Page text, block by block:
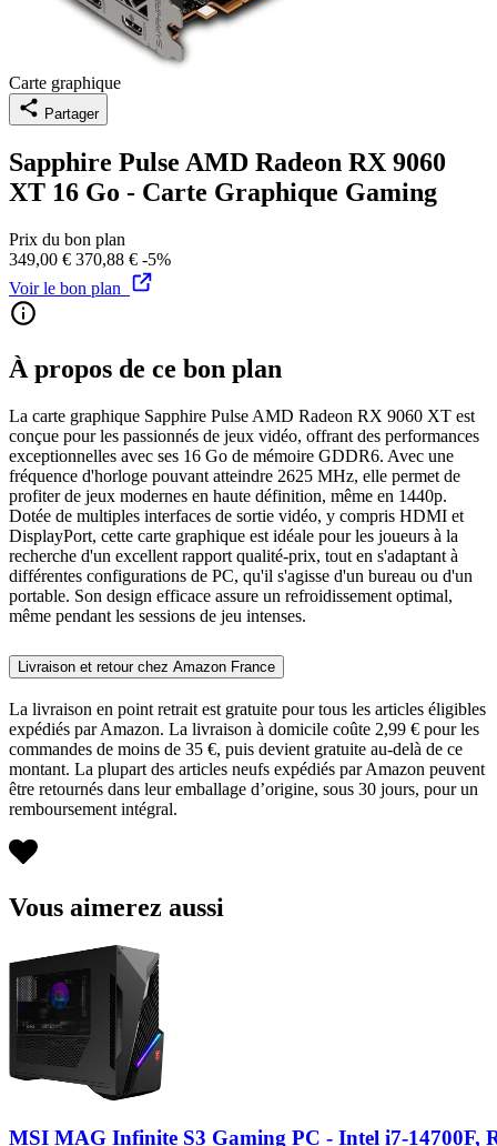
Carte graphique
Partager
Sapphire Pulse AMD Radeon RX 9060
XT 16 Go - Carte Graphique Gaming
Prix du bon plan
349,00 € 370,88 € -5%
Voir le bon plan
À propos de ce bon plan
La carte graphique Sapphire Pulse AMD Radeon RX 9060 XT est
conçue pour les passionnés de jeux vidéo, offrant des performances
exceptionnelles avec ses 16 Go de mémoire GDDR6. Avec une
fréquence d'horloge pouvant atteindre 2625 MHz, elle permet de
profiter de jeux modernes en haute définition, même en 1440p.
Dotée de multiples interfaces de sortie vidéo, y compris HDMI et
DisplayPort, cette carte graphique est idéale pour les joueurs à la
recherche d'un excellent rapport qualité-prix, tout en s'adaptant à
différentes configurations de PC, qu'il s'agisse d'un bureau ou d'un
portable. Son design efficace assure un refroidissement optimal,
même pendant les sessions de jeu intenses.
Livraison et retour chez Amazon France
La livraison en point retrait est gratuite pour tous les articles éligibles
expédiés par Amazon. La livraison à domicile coûte 2,99 € pour les
commandes de moins de 35 €, puis devient gratuite au-delà de ce
montant. La plupart des articles neufs expédiés par Amazon peuvent
être retournés dans leur emballage d’origine, sous 30 jours, pour un
remboursement intégral.
Vous aimerez aussi
MSI MAG Infinite S3 Gaming PC - Intel i7-14700F,